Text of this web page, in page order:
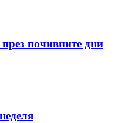
почивните дни